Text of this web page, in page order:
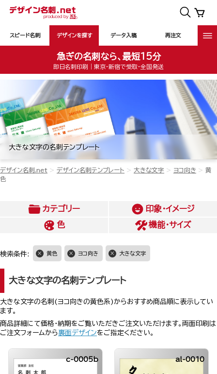
スピード名刺 デザインを探す データ入稿 再注文
急ぎの名刺なら、最短15分
即日名刺印刷｜東京・新宿で受取・全国発送
大きな文字の名刺テンプレート
デザイン名刺.net デザイン名刺テンプレート 大きな文字 ヨコ向き
黄
色
カテゴリー
印象・イメージ
色
機能・サイズ
検索条件: 黄色 ヨコ向き 大きな文字
大きな文字の名刺テンプレート
大きな文字の名刺(ヨコ向きの黄色系)からおすすめ商品順に表示してい
ます。
商品詳細にて価格・納期をご覧いただきご注文いただけます。両面印刷は
ご注文フォームから裏面デザインをご指定ください。
c-0005b al-0010